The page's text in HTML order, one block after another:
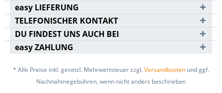
easy LIEFERUNG
TELEFONISCHER KONTAKT
DU FINDEST UNS AUCH BEI
easy ZAHLUNG
* Alle Preise inkl. gesetzl. Mehrwertsteuer zzgl.Versandkosten und ggf.
Nachnahmegebühren, wenn nicht anders beschrieben